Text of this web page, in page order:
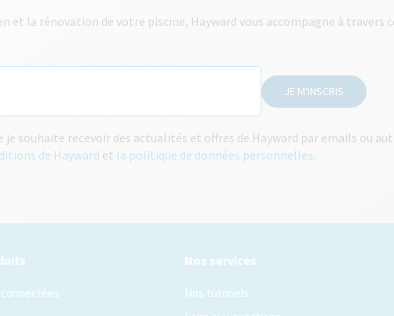
et la rénovation de votre piscine, Hayward vous accompagne à travers
JE M'INSCRIS
souhaite recevoir des actualités et offres de Hayward par emails ou
de Hayward et la politique de données personnelles.
Nos services
Nos tutoriels